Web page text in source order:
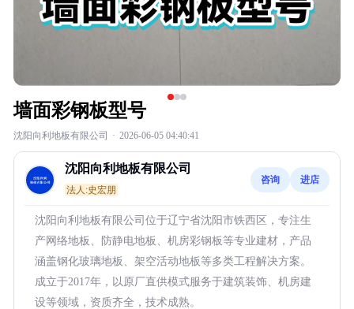
墙面彩钢板型号
沈阳向利地板有限公司 · 2026-06-05 04:40:41
沈阳向利地板有限公司
法人:史宏朋
咨询 进店
沈阳向利地板有限公司位于辽宁省沈阳市铁西区，专注生
产网络地板、防静电地板、机房彩钢板等专业建材，产品
涵盖钢化玻璃地板、架空活动地板等多类工程解决方案。
成立于2017年，以原厂直供模式服务于建筑装饰、机房建
设等领域，资质齐全，技术成熟。